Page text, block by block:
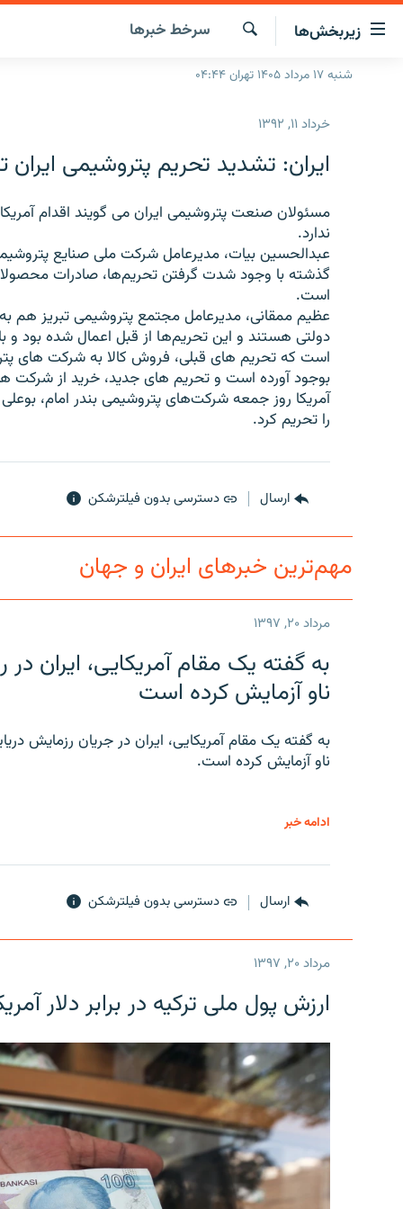
لینک‌های
قابلیت
دسترسی
زیربخش‌ها
صفحه اصلی
انتخاب کنید و بشنوید
برنامه‌های رادیویی
فرکانس‌ها
چندرسانه‌ای
گزارش‌های تصویری
گزارش‌های ویدئویی
جستجو
سرخط‌ خبرها
شنبه ۱۷ مرداد ۱۴۰۵ تهران ۰۴:۴۴
خرداد ۱۱, ۱۳۹۲
ایران: تشدید تحریم پتروشیمی
مسئولان صنعت پتروشیمی ایران می گویند اقدام
ندارد.
عبدالحسین بیات، مدیرعامل شرکت ملی صنایع
گذشته با وجود شدت گرفتن تحریم‌ها، صادرات
است.
عظیم ممقانی، ﻣﺪﯾﺮﻋﺎﻣﻞ ﻣﺠﺘﻤﻊ ﭘﺘﺮوﺷﯿﻤﯽ ﺗﺒﺮﯾﺰ هم
دولتی هستند و اﯾﻦ ﺗﺤﺮﯾﻢھﺎ از ﻗﺒﻞ اﻋﻤﺎل ﺷﺪه ﺑﻮد و
است که تحریم های قبلی، فروش کالا به شرکت های
بوجود آورده است و تحریم های جدید، خرید از شرکت
آمریکا روز جمعه شرکت‌های پتروشیمی بندر امام،
را تحریم کرد.
ارسال دسترسی بدون فیلترشکن
مهم‌ترین خبرهای ایران و جهان
مرداد ۲۰, ۱۳۹۷
به گفته یک مقام آمریکایی،
ناو آزمایش کرده است
به گفته یک مقام آمریکایی، ایران در جریان رزمایش
ناو آزمایش کرده است.
ادامه خبر
ارسال دسترسی بدون فیلترشکن
مرداد ۲۰, ۱۳۹۷
ارزش پول ملی ترکیه در برابر دلار آمریکا در یک